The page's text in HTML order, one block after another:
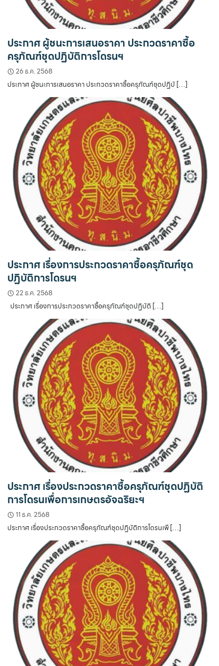
ประกาศ ผู้ชนะการเสนอราคา ประกวดราคาซื้อ
ครุภัณฑ์ชุดปฏิบัติการโดรนฯ
26 ธ.ค. 2568
ประกาศ ผู้ชนะการเสนอราคา ประกวดราคาซื้อครุภัณฑ์ชุดปฏิบั […]
ประกาศ เรื่องการประกวดราคาซื้อครุภัณฑ์ชุด
ปฏิบัติการโดรนฯ
22 ธ.ค. 2568
ประกาศ เรื่องการประกวดราคาซื้อครุภัณฑ์ชุดปฏิบัติ […]
ประกาศ เรื่องประกวดราคาซื้อครุภัณฑ์ชุดปฏิบัติ
การโดรนเพื่อการเกษตรอัจฉริยะฯ
11 ธ.ค. 2568
ประกาศ เรื่องประกวดราคาซื้อครุภัณฑ์ชุดปฏิบัติการโดรนเพื […]